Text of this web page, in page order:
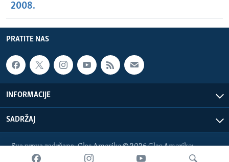
2008.
PRATITE NAS
INFORMACIJE
SADRŽAJ
Sva prava zadržana. Glas Amerike © 2026 Glas Amerike:
bosnian-service@voanews.com